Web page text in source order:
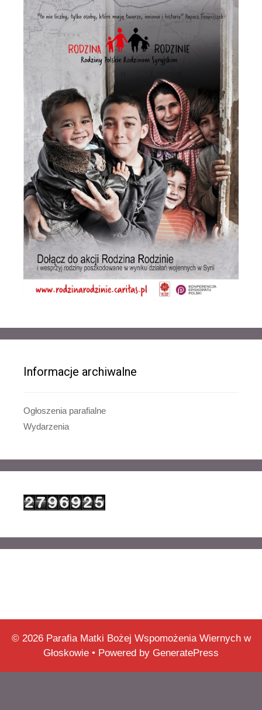
Informacje archiwalne
Ogłoszenia parafialne
Wydarzenia
© 2026 Parafia Matki Bożej Wspomożenia Wiernych w
Głoskowie • Powered by GeneratePress